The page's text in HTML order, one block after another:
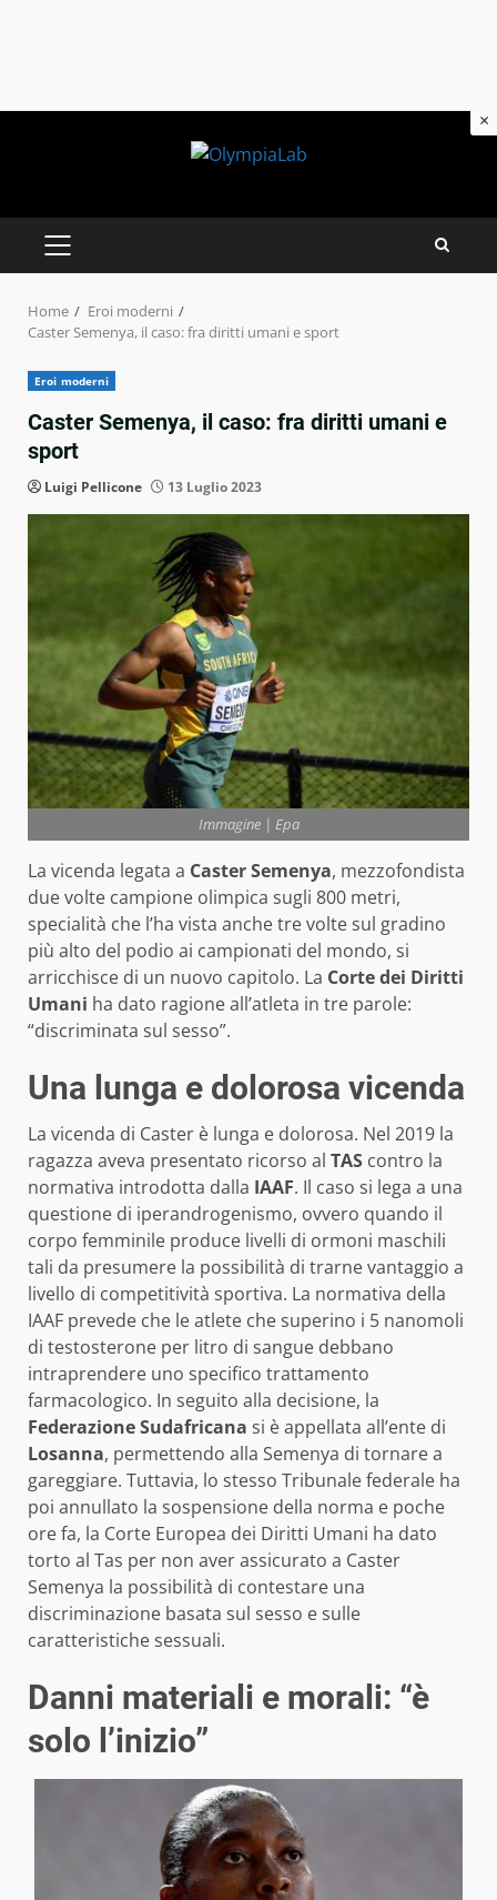
PRIMARY
MENU
Home
Eroi moderni
Caster Semenya, il caso: fra diritti umani e sport
Eroi moderni
Caster Semenya, il caso: fra diritti umani e
sport
Luigi Pellicone 13 Luglio 2023
Immagine | Epa
La vicenda legata a Caster Semenya, mezzofondista
due volte campione olimpica sugli 800 metri,
specialità che l’ha vista anche tre volte sul gradino
più alto del podio ai campionati del mondo, si
arricchisce di un nuovo capitolo. La Corte dei Diritti
Umani ha dato ragione all’atleta in tre parole:
“discriminata sul sesso”.
Una lunga e dolorosa vicenda
La vicenda di Caster è lunga e dolorosa. Nel 2019 la
ragazza aveva presentato ricorso al TAS contro la
normativa introdotta dalla IAAF. Il caso si lega a una
questione di iperandrogenismo, ovvero quando il
corpo femminile produce livelli di ormoni maschili
tali da presumere la possibilità di trarne vantaggio a
livello di competitività sportiva. La normativa della
IAAF prevede che le atlete che superino i 5 nanomoli
di testosterone per litro di sangue debbano
intraprendere uno specifico trattamento
farmacologico. In seguito alla decisione, la
Federazione Sudafricana si è appellata all’ente di
Losanna, permettendo alla Semenya di tornare a
gareggiare. Tuttavia, lo stesso Tribunale federale ha
poi annullato la sospensione della norma e poche
ore fa, la Corte Europea dei Diritti Umani ha dato
torto al Tas per non aver assicurato a Caster
Semenya la possibilità di contestare una
discriminazione basata sul sesso e sulle
caratteristiche sessuali.
Danni materiali e morali: “è
solo l’inizio”
×